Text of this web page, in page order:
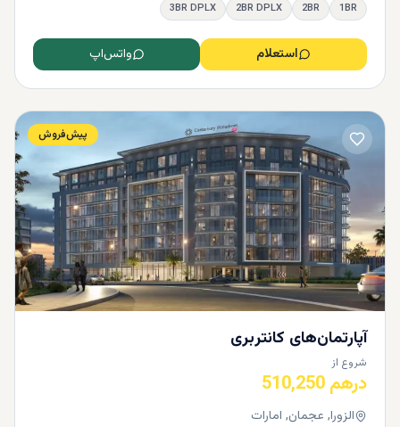
1BR
2BR
2BR DPLX
3BR DPLX
استعلام واتس‌اپ
پیش‌فروش
آپارتمان‌های کانتربری
شروع از
درهم 510,250
الزورا, عجمان, امارات